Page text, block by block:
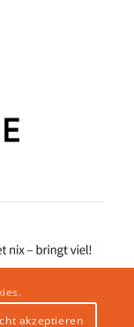
akzeptieren